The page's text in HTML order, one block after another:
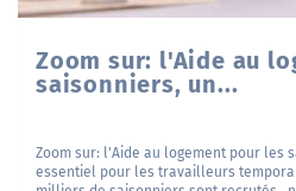
Zoom sur: l'Aide au
saisonniers, un...
Zoom sur: l'Aide au logement pour les
essentiel pour les travailleurs